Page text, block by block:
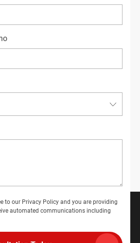
to our Privacy Policy and you are providing
automated communications including